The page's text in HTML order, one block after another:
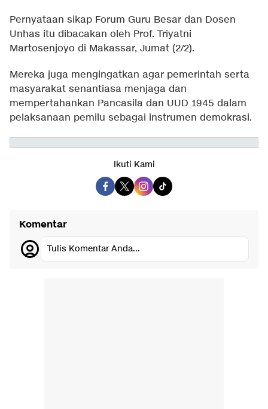
Pernyataan sikap Forum Guru Besar dan Dosen
Unhas itu dibacakan oleh Prof. Triyatni
Martosenjoyo di Makassar, Jumat (2/2).
Mereka juga mengingatkan agar pemerintah serta
masyarakat senantiasa menjaga dan
mempertahankan Pancasila dan UUD 1945 dalam
pelaksanaan pemilu sebagai instrumen demokrasi.
Ikuti Kami
Komentar
Tulis Komentar Anda...